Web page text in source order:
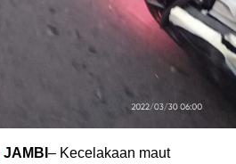
JAMBI – Kecelakaan maut